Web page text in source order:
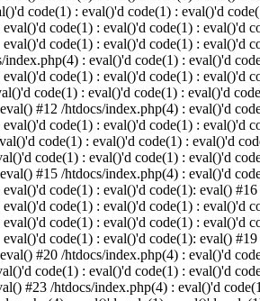
code(1) : eval()'d code(1) : eval()'d
code(1) : eval()'d code(1) : eval()'d
code(1) : eval()'d code(1) : eval()'d
: eval()'d code(1) : eval()'d
code(1) : eval()'d code(1) : eval()'d
code(1) : eval()'d code(1) : eval()'d
#12 /htdocs/index.php(4) : eval()'d
code(1) : eval()'d code(1) : eval()'d
code(1) : eval()'d code(1) : eval()'d
code(1) : eval()'d code(1) : eval()'d
#15 /htdocs/index.php(4) : eval()'d
code(1) : eval()'d code(1): eval()
code(1) : eval()'d code(1) : eval()'d
code(1) : eval()'d code(1) : eval()'d
code(1) : eval()'d code(1): eval()
#20 /htdocs/index.php(4) : eval()'d
code(1) : eval()'d code(1) : eval()'d
#23 /htdocs/index.php(4) : eval()'d